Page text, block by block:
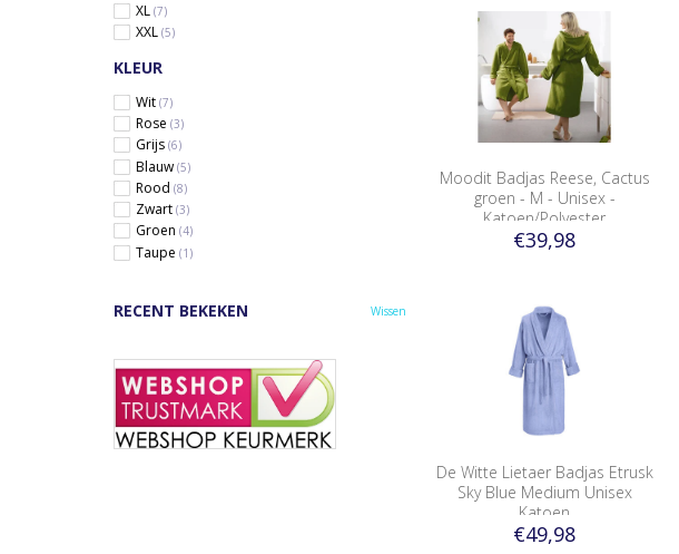
XL (7)
XXL (5)
KLEUR
Wit (7)
Rose (3)
Grijs (6)
Blauw (5)
Rood (8)
Zwart (3)
Groen (4)
Taupe (1)
RECENT BEKEKEN Wissen
Moodit Badjas Reese, Cactus
groen - M - Unisex -
Katoen/Polyester
€39,98
De Witte Lietaer Badjas Etrusk
Sky Blue Medium Unisex
Katoen
€49,98